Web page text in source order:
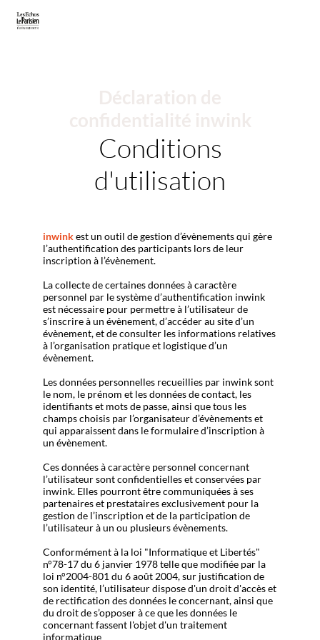
Conditions
d'utilisation
inwinkest un outil de gestion d’évènements qui gère
l’authentification des participants lors de leur
inscription à l’évènement.
La collecte de certaines données à caractère
personnel par le système d’authentification inwink
est nécessaire pour permettre à l’utilisateur de
s’inscrire à un évènement, d’accéder au site d’un
évènement, et de consulter les informations relatives
à l’organisation pratique et logistique d’un
évènement.
Les données personnelles recueillies par inwink sont
le nom, le prénom et les données de contact, les
identifiants et mots de passe, ainsi que tous les
champs choisis par l’organisateur d’évènements et
qui apparaissent dans le formulaire d’inscription à
un évènement.
Ces données à caractère personnel concernant
l’utilisateur sont confidentielles et conservées par
inwink. Elles pourront être communiquées à ses
partenaires et prestataires exclusivement pour la
gestion de l’inscription et de la participation de
l’utilisateur à un ou plusieurs évènements.
Conformément à la loi "Informatique et Libertés"
n°78-17 du 6 janvier 1978 telle que modifiée par la
loi n°2004-801 du 6 août 2004, sur justification de
son identité, l’utilisateur dispose d'un droit d'accès et
de rectification des données le concernant, ainsi que
du droit de s’opposer à ce que les données le
concernant fassent l'objet d'un traitement
informatique